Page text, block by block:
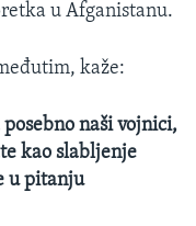
u Afganistanu.
kaže:
naši vojnici,
kao slabljenje
u pitanju